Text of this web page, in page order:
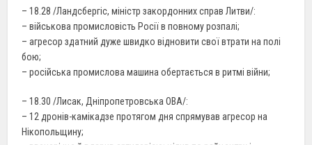
– 18.28 /Ландсбергіс, міністр закордонних справ Литви/:
– військова промисловість Росії в повному розпалі;
– агресор здатний дуже швидко відновити свої втрати на полі
бою;
– російська промислова машина обертається в ритмі війни;
– 18.30 /Лисак, Дніпропетровська ОВА/:
– 12 дронів-камікадзе протягом дня спрямував агресор на
Нікопольщину;